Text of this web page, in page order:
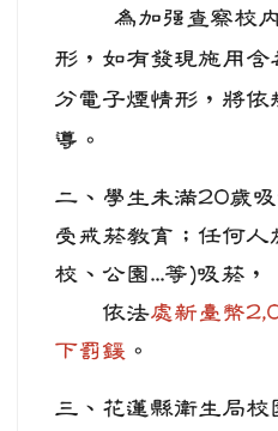
為加強查察校內
形，如有發現施用含
分電子煙情形，將依
導。
二、學生未滿20歲
受戒菸教育；任何人
校、公園...等)吸菸，
依法處新臺幣
下罰鍰 。
三、花蓮縣衛生局